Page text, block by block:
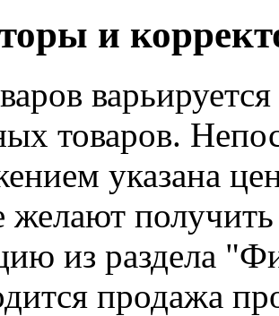
и
товаров.
указана
желают
из раздела
продажа